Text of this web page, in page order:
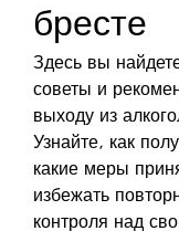
бресте
Здесь вы
советы и
выходу из
Узнайте, как
какие меры
избежать
контроля над